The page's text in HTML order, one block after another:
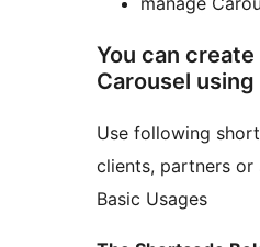
You can
Carousel
Use following
clients, partners or
Basic Usages